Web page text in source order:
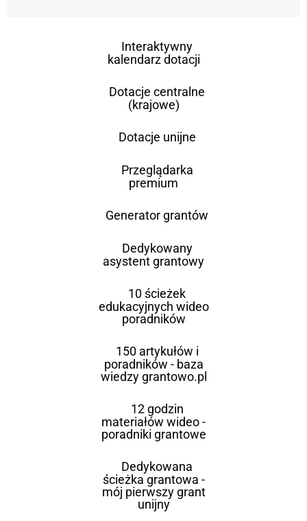
Interaktywny
kalendarz dotacji
Dotacje centralne
(krajowe)
Dotacje unijne
Przeglądarka
premium
Generator grantów
Dedykowany
asystent grantowy
10 ścieżek
edukacyjnych wideo
poradników
150 artykułów i
poradników - baza
wiedzy grantowo.pl
12 godzin
materiałów wideo -
poradniki grantowe
Dedykowana
ścieżka grantowa -
mój pierwszy grant
unijny